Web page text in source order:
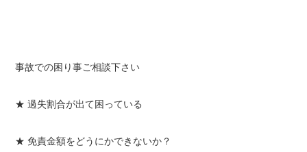
事故での困り事ご相談下さい
★ 過失割合が出て困っている
★ 免責金額をどうにかできないか？